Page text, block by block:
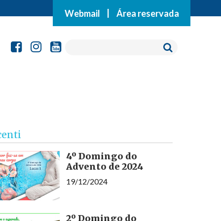
Webmail Área reservada
4º Domingo do
Advento de 2024
19/12/2024
2º Domingo do